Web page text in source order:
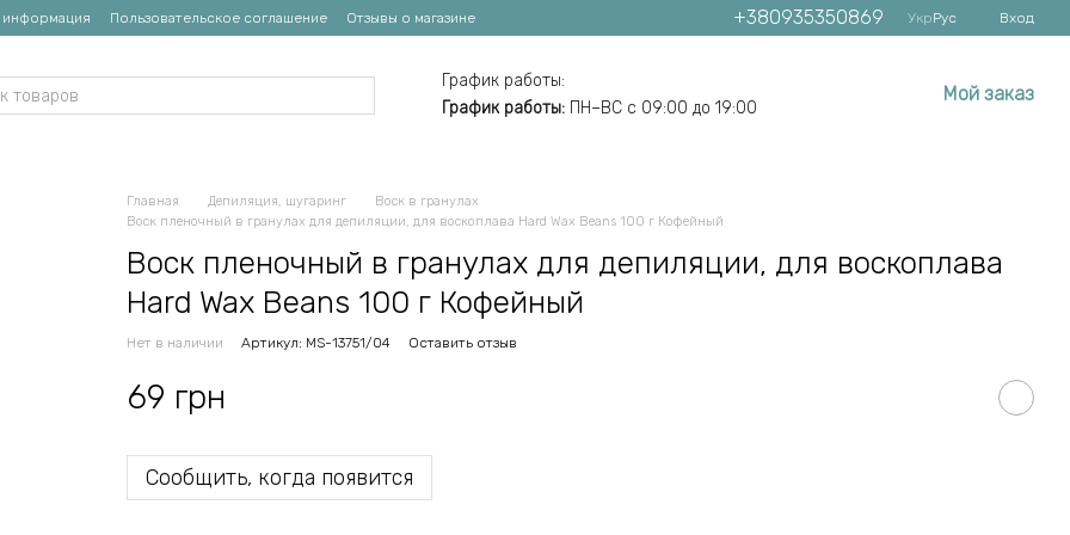
информация Пользовательское соглашение Отзывы о магазине +380935350869 УкрРус Вход
График работы:
График работы: ПН–ВС с 09:00 до 19:00
Мой заказ
Главная Депиляция, шугаринг
Воск в гранулах
Воск пленочный в гранулах для депиляции, для воскоплава Hard Wax Beans 100 г Кофейный
Воск пленочный в гранулах для депиляции, для воскоплава
Hard Wax Beans 100 г Кофейный
Нет в наличии Артикул: MS-13751/04 Оставить отзыв
69 грн
Сообщить, когда появится